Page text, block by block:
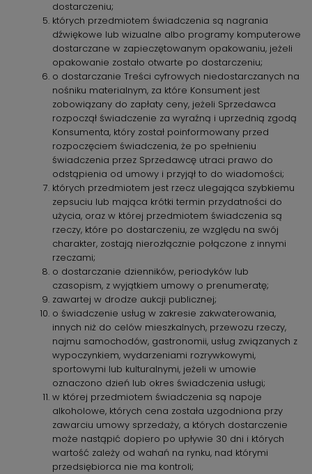
dostarczeniu;
których przedmiotem świadczenia są nagrania
dźwiękowe lub wizualne albo programy komputerowe
dostarczane w zapieczętowanym opakowaniu, jeżeli
opakowanie zostało otwarte po dostarczeniu;
o dostarczanie Treści cyfrowych niedostarczanych na
nośniku materialnym, za które Konsument jest
zobowiązany do zapłaty ceny, jeżeli Sprzedawca
rozpoczął świadczenie za wyraźną i uprzednią zgodą
Konsumenta, który został poinformowany przed
rozpoczęciem świadczenia, że po spełnieniu
świadczenia przez Sprzedawcę utraci prawo do
odstąpienia od umowy i przyjął to do wiadomości;
których przedmiotem jest rzecz ulegająca szybkiemu
zepsuciu lub mająca krótki termin przydatności do
użycia, oraz w której przedmiotem świadczenia są
rzeczy, które po dostarczeniu, ze względu na swój
charakter, zostają nierozłącznie połączone z innymi
rzeczami;
o dostarczanie dzienników, periodyków lub
czasopism, z wyjątkiem umowy o prenumeratę;
zawartej w drodze aukcji publicznej;
o świadczenie usług w zakresie zakwaterowania,
innych niż do celów mieszkalnych, przewozu rzeczy,
najmu samochodów, gastronomii, usług związanych z
wypoczynkiem, wydarzeniami rozrywkowymi,
sportowymi lub kulturalnymi, jeżeli w umowie
oznaczono dzień lub okres świadczenia usługi;
w której przedmiotem świadczenia są napoje
alkoholowe, których cena została uzgodniona przy
zawarciu umowy sprzedaży, a których dostarczenie
może nastąpić dopiero po upływie 30 dni i których
wartość zależy od wahań na rynku, nad którymi
przedsiębiorca nie ma kontroli;